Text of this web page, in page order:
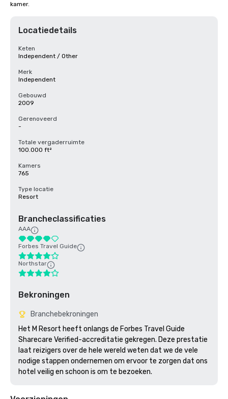
kamer.
Locatiedetails
Keten
Independent / Other
Merk
Independent
Gebouwd
2009
Gerenoveerd
-
Totale vergaderruimte
100.000 ft²
Kamers
765
Type locatie
Resort
Brancheclassificaties
AAA
Forbes Travel Guide
Northstar
Bekroningen
Branchebekroningen
Het M Resort heeft onlangs de Forbes Travel Guide
Sharecare Verified-accreditatie gekregen. Deze prestatie
laat reizigers over de hele wereld weten dat we de vele
nodige stappen ondernemen om ervoor te zorgen dat ons